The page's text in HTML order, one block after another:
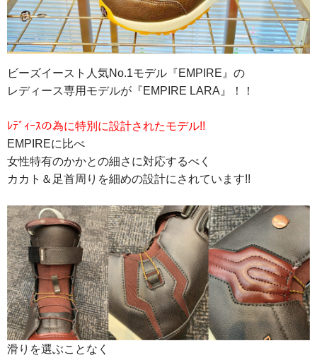
ビーズイースト人気No.1モデル『EMPIRE』の
レディース専用モデルが『EMPIRE LARA』！！
ﾚﾃﾞｨｰｽの為に特別に設計されたモデル!!
EMPIREに比べ
女性特有のかかとの細さに対応するべく
カカト＆足首周りを細めの設計にされています!!
滑りを選ぶことなく